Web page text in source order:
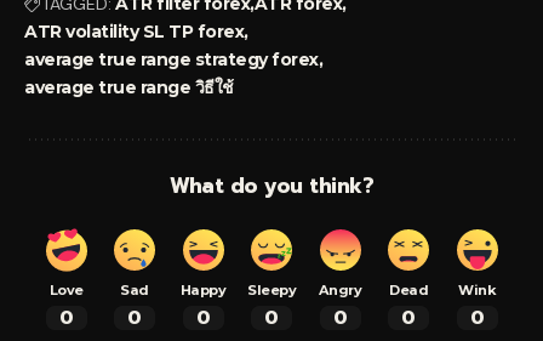
ATR volatility SL TP forex
average true range strategy forex
average true range วิธีใช้
What do you think?
Love
0
Sad
0
Happy
0
Sleepy
0
Angry
0
Dead
0
Wink
0